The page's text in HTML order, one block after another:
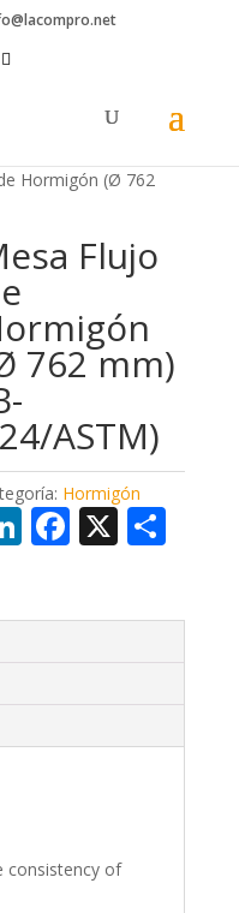
Hormigón (Ø 762
Flujo
762 mm)
ASTM)
Hormigón
Li
dI
n
F
o
o
k
X
ar
ti
r
consistency of